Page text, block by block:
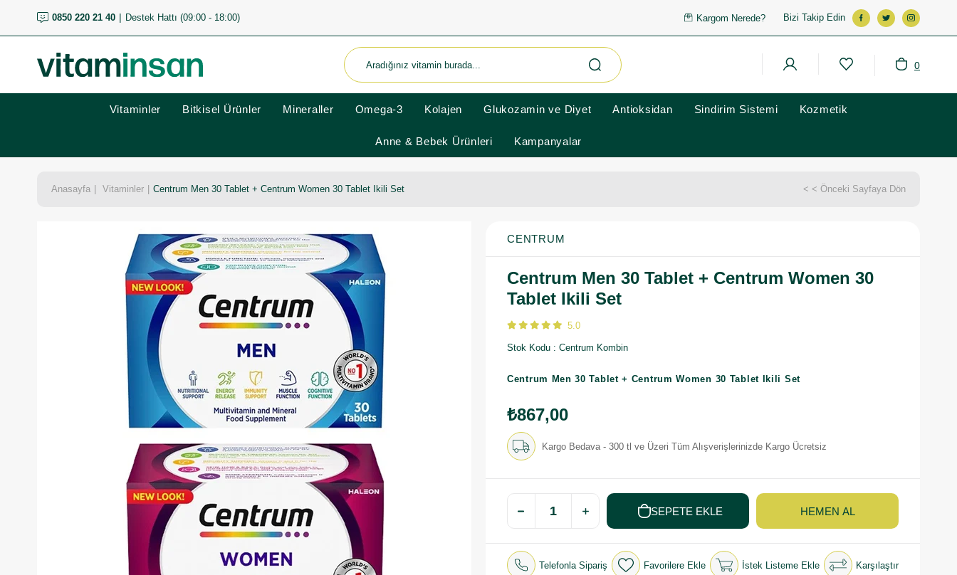
0850 220 21 40 Destek Hattı (09:00 - 18:00) Kargom Nerede? Bizi Takip Edin
0
Vitaminler Bitkisel Ürünler Mineraller Omega-3 Kolajen Glukozamin ve Diyet Antioksidan Sindirim Sistemi Kozmetik
Anne & Bebek Ürünleri Kampanyalar
Anasayfa Vitaminler Centrum Men 30 Tablet + Centrum Women 30 Tablet Ikili Set < < Önceki Sayfaya Dön
CENTRUM
Centrum Men 30 Tablet + Centrum Women 30
Tablet Ikili Set
5.0
Stok Kodu Centrum Kombin
Centrum Men 30 Tablet + Centrum Women 30 Tablet Ikili Set
₺867,00
Kargo Bedava - 300 tl ve Üzeri Tüm Alışverişlerinizde Kargo Ücretsiz
Telefonla Sipariş Favorilere Ekle İstek Listeme Ekle Karşılaştır